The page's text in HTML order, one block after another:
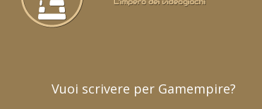
Vuoi scrivere per Gamempire?